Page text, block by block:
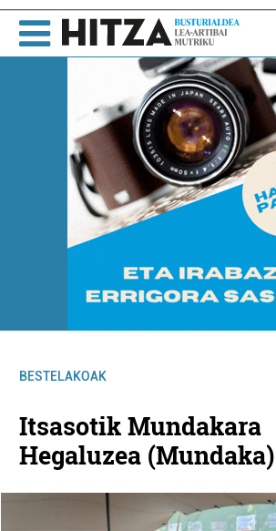
BESTELAKOAK
Itsasotik Mundakara
Hegaluzea (Mundaka)